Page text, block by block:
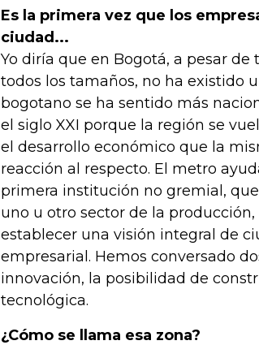
Es la primera vez que los
ciudad...
Yo diría que en Bogotá, a pesar
todos los tamaños, no ha existido
bogotano se ha sentido más
el siglo XXI porque la región se
el desarrollo económico que la
reacción al respecto. El metro
primera institución no gremial,
uno u otro sector de la
establecer una visión integral de
empresarial. Hemos conversado
innovación, la posibilidad de
tecnológica.
¿Cómo se llama esa zona?